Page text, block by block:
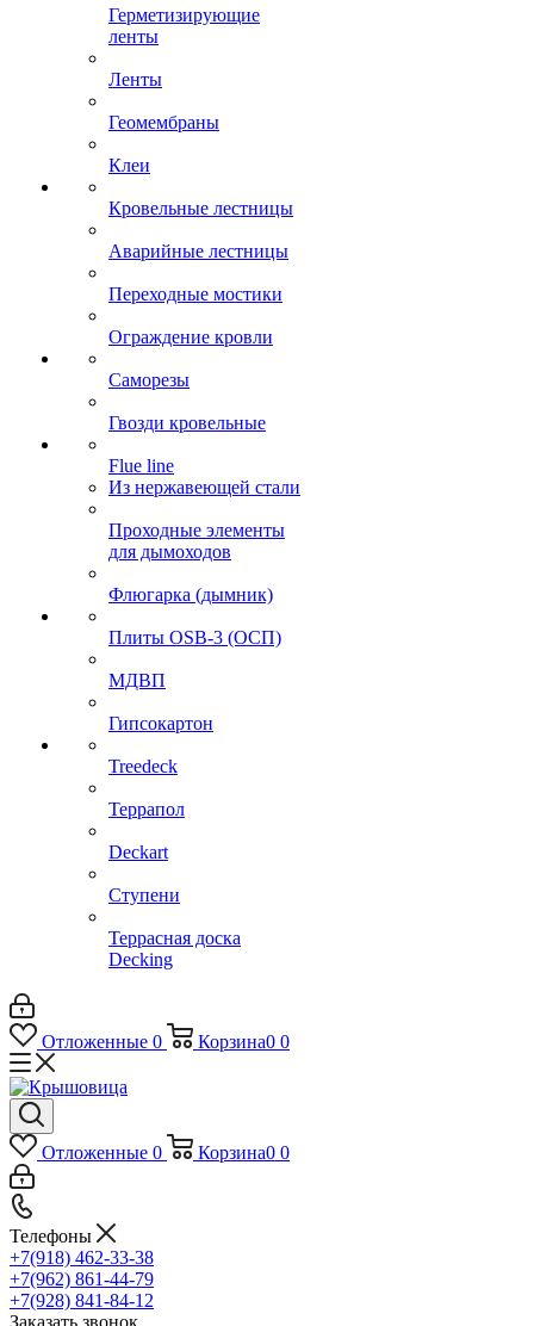
Герметизирующие
ленты
Ленты
Геомембраны
Клеи
Кровельные лестницы
Аварийные лестницы
Переходные мостики
Ограждение кровли
Саморезы
Гвозди кровельные
Flue line
Из нержавеющей стали
Проходные элементы
для дымоходов
Флюгарка (дымник)
Плиты OSB-3 (ОСП)
МДВП
Гипсокартон
Treedeck
Террапол
Deckart
Ступени
Террасная доска
Decking
Отложенные 0 Корзина0 0
Отложенные 0 Корзина0 0
Телефоны
+7(918) 462-33-38
+7(962) 861-44-79
+7(928) 841-84-12
Заказать звонок